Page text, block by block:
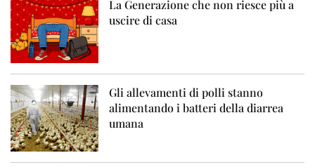
La Generazione che non riesce più a
uscire di casa
Gli allevamenti di polli stanno
alimentando i batteri della diarrea
umana